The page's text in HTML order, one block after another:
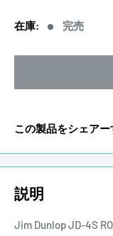
価
格
在庫: 完売
この製品をシェアー
説明
Jim Dunlop JD-4S